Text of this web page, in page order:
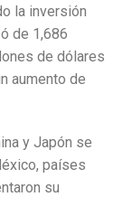
la inversión
de 1,686
de dólares
aumento de
y Japón se
países
su